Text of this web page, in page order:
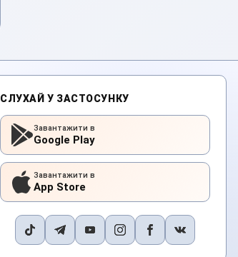
СЛУХАЙ У ЗАСТОСУНКУ
Завантажити в
Google Play
Завантажити в
App Store